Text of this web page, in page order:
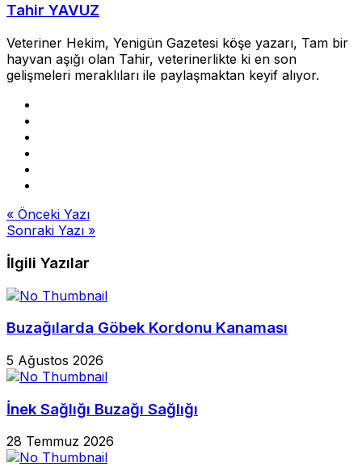
Tahir YAVUZ
Veteriner Hekim, Yenigün Gazetesi köşe yazarı, Tam bir
hayvan aşığı olan Tahir, veterinerlikte ki en son
gelişmeleri meraklıları ile paylaşmaktan keyif alıyor.
Yazı
gezinmesi
« Önceki Yazı
Sonraki Yazı »
İlgili Yazılar
Buzağılarda Göbek Kordonu Kanaması
5 Ağustos 2026
İnek Sağlığı Buzağı Sağlığı
28 Temmuz 2026